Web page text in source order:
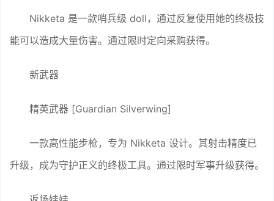
Nikketa 是一款哨兵级 doll，通过反复使用她的终极技
能可以造成大量伤害。通过限时定向采购获得。
新武器
精英武器 [Guardian Silverwing]
一款高性能步枪，专为 Nikketa 设计。其射击精度已
升级，成为守护正义的终极工具。通过限时军事升级获得。